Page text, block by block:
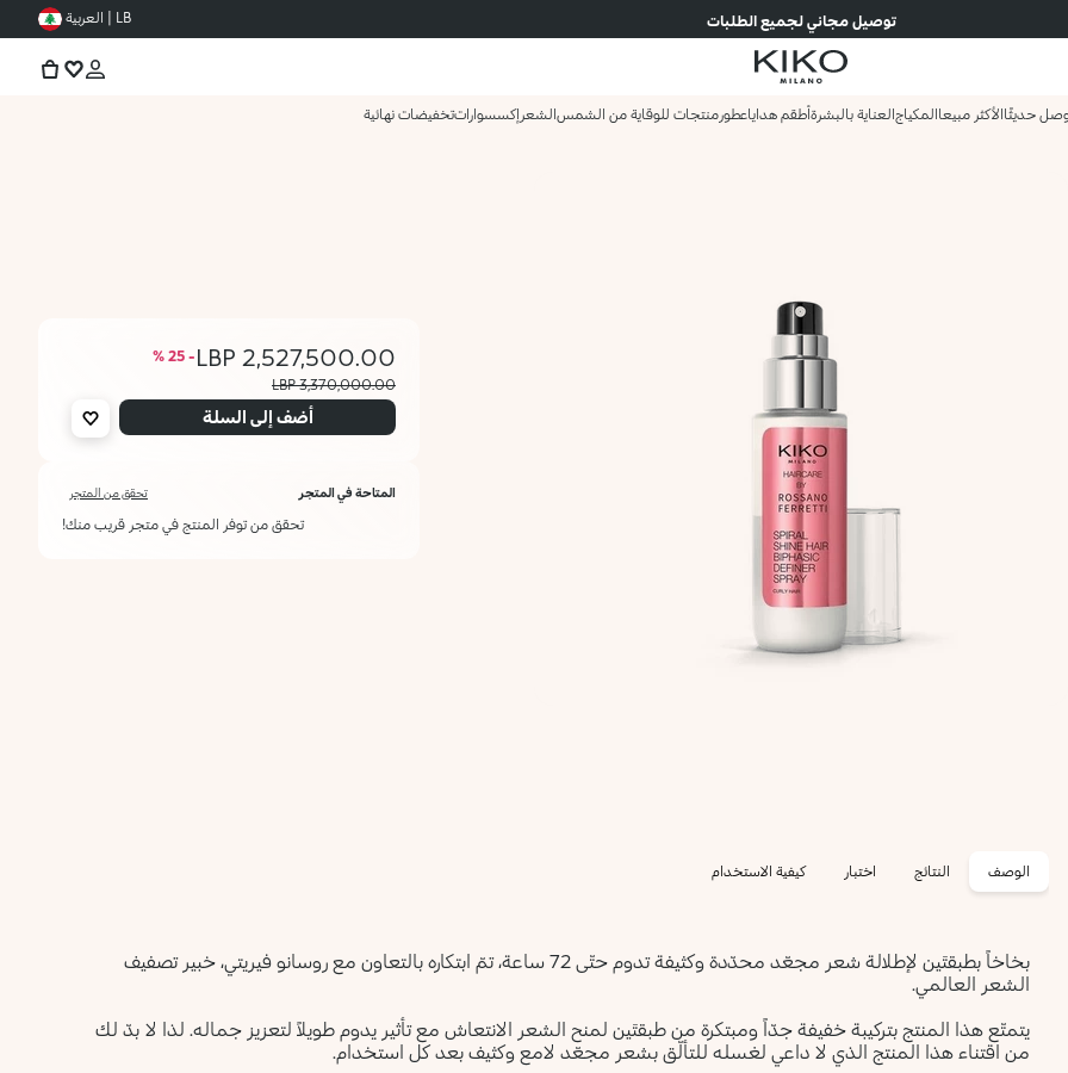
توصيل مجاني لجميع الطلبات LB | العربية
حديثًاالأكثر مبيعاالمكياجالعناية بالبشرةأطقم هداياعطورمنتجات للوقاية من الشمسالشعر إكسسواراتتخفيضات نهائية
2,527,500.00 LBP
- 25 %
3,370,000.00 LBP
أضف إلى السلة
المتاحة في المتجر تحقق من المتجر
تحقق من توفر المنتج في متجر قريب منك!
الوصف النتائج اختبار كيفية الاستخدام
بخاخاً بطبقتَين لإطلالة شعر مجعّد محدّدة وكثيفة تدوم حتّى 72 ساعة، تمّ ابتكاره بالتعاون مع روسانو فيريتي، خبير تصفيف
الشعر العالمي.
يتمتّع هذا المنتج بتركيبة خفيفة جدّاً ومبتكرة من طبقتَين لمنح الشعر الانتعاش مع تأثير يدوم طويلاً لتعزيز جماله. لذا لا بدّ لك
من اقتناء هذا المنتج الذي لا داعي لغسله للتألّق بشعر مجعّد لامع وكثيف بعد كل استخدام.